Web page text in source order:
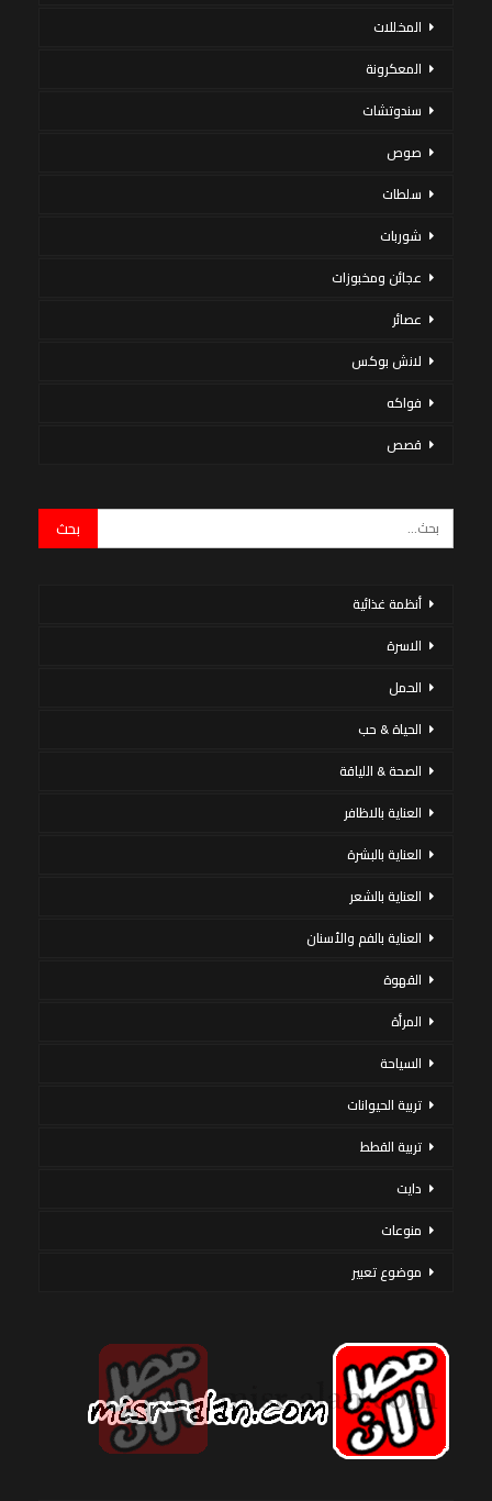
المخللات
المعكرونة
سندوتشات
صوص
سلطات
شوربات
عجائن ومخبوزات
عصائر
لانش بوكس
فواكه
قصص
أنظمة غذائية
الاسرة
الحمل
الحياة & حب
الصحة & اللياقة
العناية بالاظافر
العناية بالبشرة
العناية بالشعر
العناية بالفم والأسنان
القهوة
المرأة
السياحة
تربية الحيوانات
تربية القطط
دايت
منوعات
موضوع تعبير